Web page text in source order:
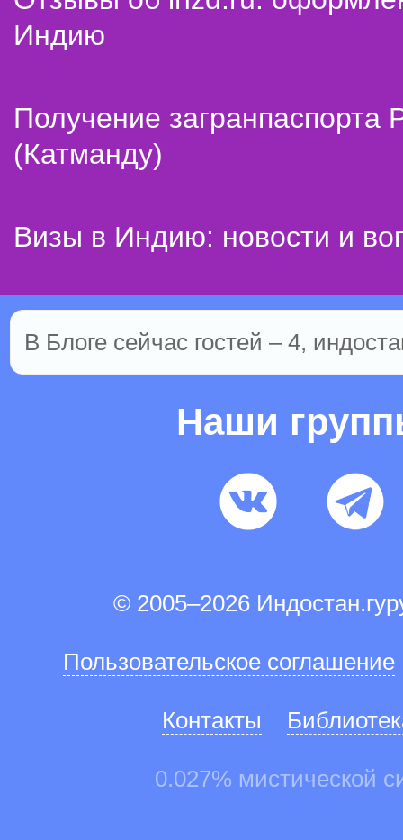
Индию
Получение
(Катманду)
Визы в Индию: новости и
В Блоге сейчас гостей – 4,
Наши
© 2005–2026
Пользовательское соглашение
Контакты
0.027% мистической